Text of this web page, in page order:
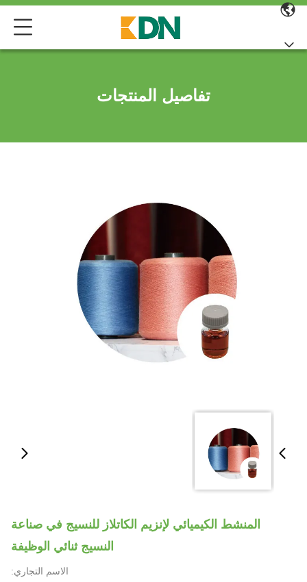
تفاصيل المنتجات
المنشط الكيميائي لإنزيم الكاتلاز للنسيج في صناعة
النسيج ثنائي الوظيفة
الاسم التجاري: